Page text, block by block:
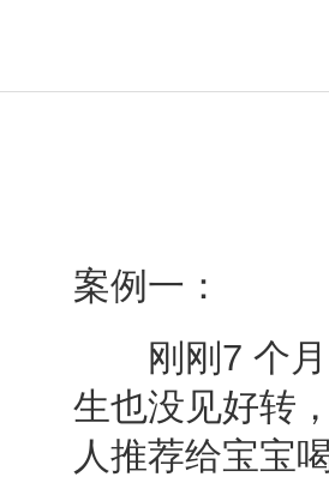
案例一：
刚刚7 个月
生也没见好转
人推荐给宝宝